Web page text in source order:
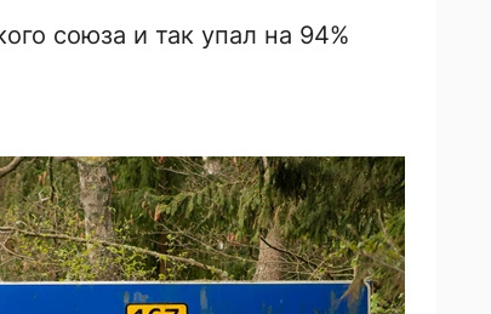
союза и так упал на 94%